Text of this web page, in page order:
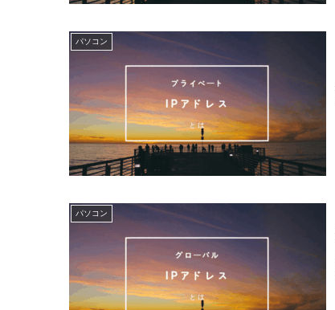
パソコン
パソコン